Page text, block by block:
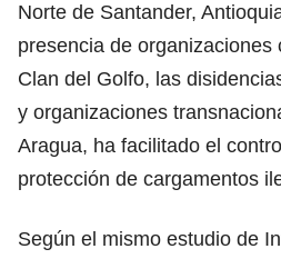
Norte de Santander,
presencia de organizaciones
Clan del Golfo, las
y organizaciones
Aragua, ha facilitado el
protección de cargamentos
Según el mismo estudio de